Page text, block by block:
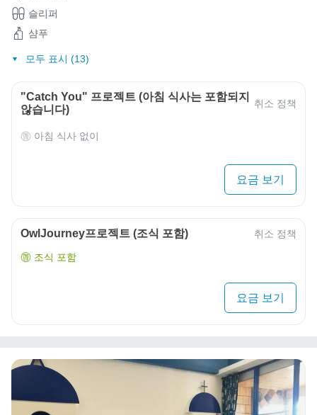
슬리퍼
샴푸
모두 표시 (13)
"Catch You" 프로젝트 (아침 식사는 포함되지
않습니다)
취소 정책
아침 식사 없이
요금 보기
OwlJourney프로젝트 (조식 포함) 취소 정책
조식 포함
요금 보기